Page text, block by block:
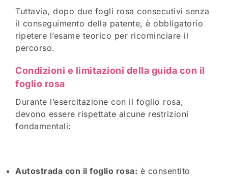
Tuttavia, dopo due fogli rosa consecutivi senza
il conseguimento della patente, è obbligatorio
ripetere l’esame teorico per ricominciare il
percorso.
Condizioni e limitazioni della guida con il
foglio rosa
Durante l’esercitazione con il foglio rosa,
devono essere rispettate alcune restrizioni
fondamentali:
Autostrada con il foglio rosa: è consentito